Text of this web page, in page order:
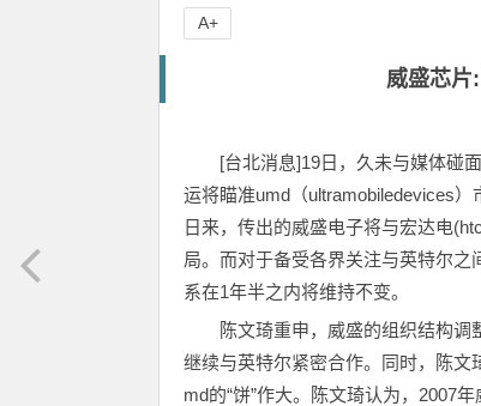
威盛芯片
[台北消息]19日，久未与媒体碰
运将瞄准umd（ultramobiledevices
日来，传出的威盛电子将与宏达电
局。而对于备受各界关注与英特尔
系在1年半之内将维持不变。
陈文琦重申，威盛的组织结构
继续与英特尔紧密合作。同时，陈
md的“饼”作大。陈文琦认为，2007
A+